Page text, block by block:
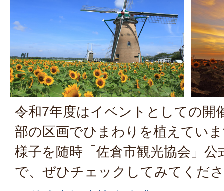
令和7年度はイベントとしての開
部の区画でひまわりを植えてい
様子を随時「佐倉市観光協会」
で、ぜひチェックしてみてくだ